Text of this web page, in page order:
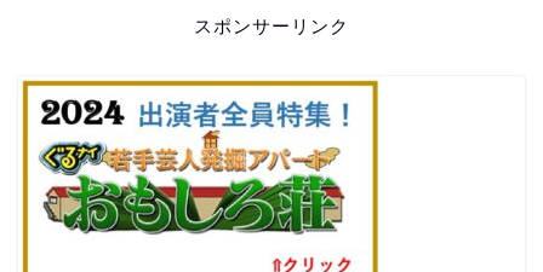
スポンサーリンク